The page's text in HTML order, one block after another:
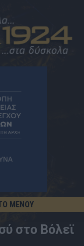
ΜΕΝΟΥ
στο Βόλεϊ